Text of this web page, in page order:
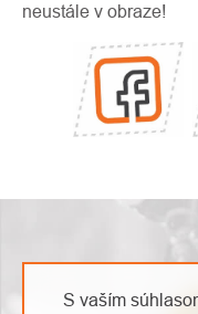
S vaším
neustále v obraze!